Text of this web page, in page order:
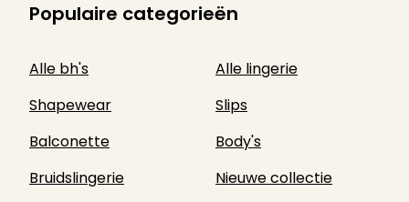
Populaire categorieën
Alle bh's
Alle lingerie
Shapewear
Slips
Balconette
Body's
Bruidslingerie
Nieuwe collectie